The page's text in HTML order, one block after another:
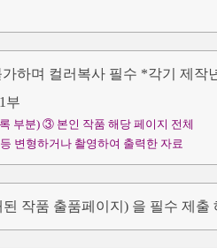
하며 컬러복사 필수 *각기 제작
부
부분) ③ 본인 작품 해당 페이지 전체
변형하거나 촬영하여 출력한 자료
작품 출품페이지) 을 필수 제출